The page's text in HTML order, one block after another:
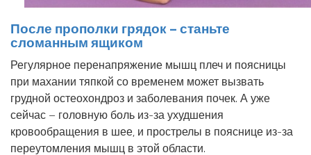
После прополки грядок – станьте
сломанным ящиком
Регулярное перенапряжение мышц плеч и поясницы
при махании тяпкой со временем может вызвать
грудной остеохондроз и заболевания почек. А уже
сейчас – головную боль из-за ухудшения
кровообращения в шее, и прострелы в пояснице из-за
переутомления мышц в этой области.